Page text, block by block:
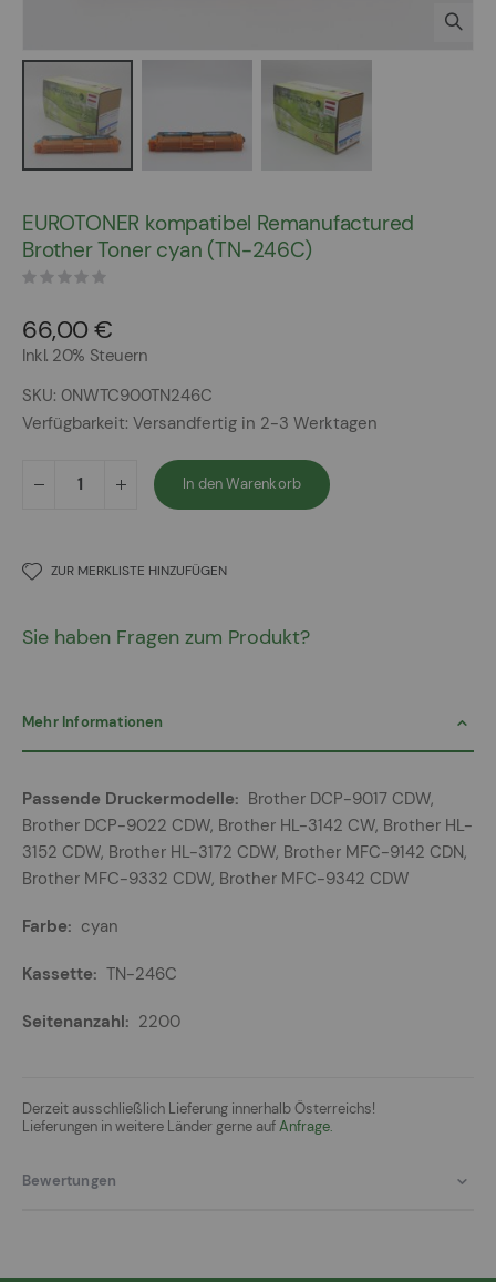
der
Bildergalerie
springen
EUROTONER kompatibel Remanufactured
Brother Toner cyan (TN-246C)
66,00 €
Inkl. 20% Steuern
SKU 0NWTC900TN246C
Verfügbarkeit: Versandfertig in 2-3 Werktagen
In den Warenkorb
ZUR MERKLISTE HINZUFÜGEN
Sie haben Fragen zum Produkt?
Mehr Informationen
Mehr
Informationen
Brother DCP-9017 CDW,
Brother DCP-9022 CDW, Brother HL-3142 CW, Brother HL-
3152 CDW, Brother HL-3172 CDW, Brother MFC-9142 CDN,
Brother MFC-9332 CDW, Brother MFC-9342 CDW
cyan
TN-246C
2200
Derzeit ausschließlich Lieferung innerhalb Österreichs!
Lieferungen in weitere Länder gerne aufAnfrage.
Bewertungen